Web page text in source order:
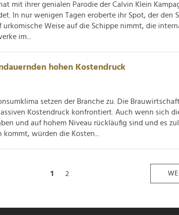
mit ihrer genialen Parodie der Calvin Klein
In nur wenigen Tagen eroberte ihr Spot, der den
urkomische Weise auf die Schippe nimmt, die
im...
hohen Kostendruck
setzen der Branche zu. Die
Kostendruck konfrontiert. Auch wenn sich
und auf hohem Niveau rückläufig sind und es
würden die Kosten...
1 2